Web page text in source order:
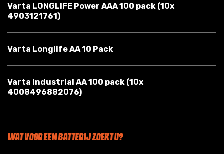
Varta LONGLIFE Power AAA 100 pack (10x
4903121761)
Varta Longlife AA 10 Pack
Varta Industrial AA 100 pack (10x
4008496882076)
WAT VOOR EEN BATTERIJ ZOEKT U?